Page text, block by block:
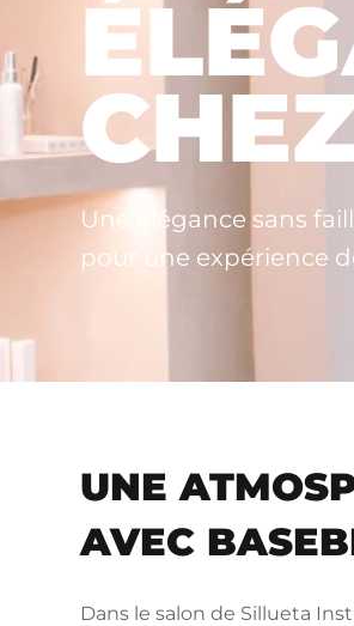
Une élégance sans
pour une expérience
UNE
AVEC
Dans le salon de Sillueta